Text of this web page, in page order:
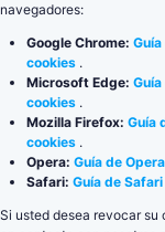
navegadores:
Google Chrome:
cookies .
Microsoft Edge:
cookies .
Mozilla Firefox: Guía
cookies .
Opera: Guía de
Safari: Guía de
Si usted desea revocar